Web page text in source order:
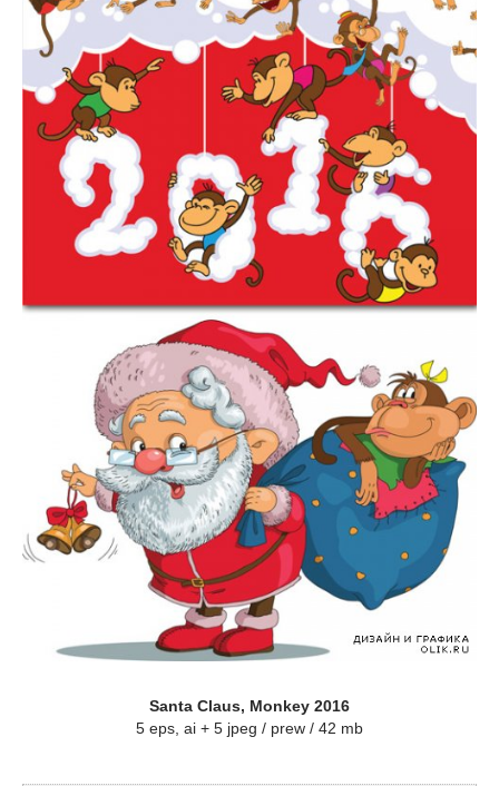
Santa Claus, Monkey 2016
5 eps, ai + 5 jpeg / prew / 42 mb